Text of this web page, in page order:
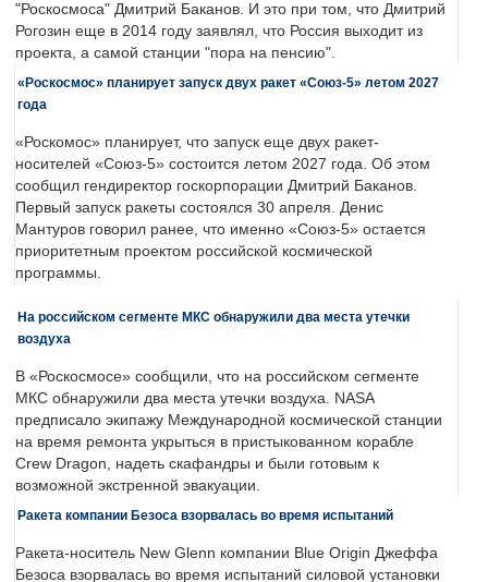
"Роскосмоса" Дмитрий Баканов. И это при том, что Дмитрий
Рогозин еще в 2014 году заявлял, что Россия выходит из
проекта, а самой станции "пора на пенсию".
«Роскосмос» планирует запуск двух ракет «Союз-5» летом 2027
года
«Роскомос» планирует, что запуск еще двух ракет-
носителей «Союз-5» состоится летом 2027 года. Об этом
сообщил гендиректор госкорпорации Дмитрий Баканов.
Первый запуск ракеты состоялся 30 апреля. Денис
Мантуров говорил ранее, что именно «Союз-5» остается
приоритетным проектом российской космической
программы.
На российском сегменте МКС обнаружили два места утечки
воздуха
В «Роскосмосе» сообщили, что на российском сегменте
МКС обнаружили два места утечки воздуха. NASA
предписало экипажу Международной космической станции
на время ремонта укрыться в пристыкованном корабле
Crew Dragon, надеть скафандры и были готовым к
возможной экстренной эвакуации.
Ракета компании Безоса взорвалась во время испытаний
Ракета-носитель New Glenn компании Blue Origin Джеффа
Безоса взорвалась во время испытаний силовой установки